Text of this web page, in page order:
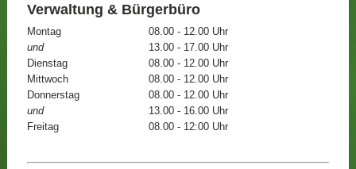
Verwaltung & Bürgerbüro
Montag
08.00 - 12.00 Uhr
und
13.00 - 17.00 Uhr
Dienstag
08.00 - 12.00 Uhr
Mittwoch
08.00 - 12.00 Uhr
Donnerstag
08.00 - 12.00 Uhr
und
13.00 - 16.00 Uhr
Freitag
08.00 - 12:00 Uhr